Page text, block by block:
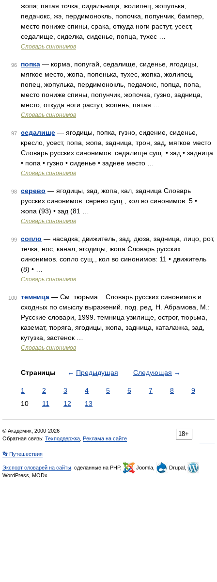
жопа; пятая точка, сидальница, жолипец, жопулька,
педачокс, жэ, пердимонокль, попочка, попунчик, бампер,
место пониже спины, срака, откуда ноги растут, усест,
седалище, сиделка, сиденье, попца, тухес …
Словарь синонимов
96 попка — корма, попугай, седалище, сиденье, ягодицы,
мягкое место, жопа, попенька, тухес, жопка, жолипец,
попец, жопулька, пердимонокль, педачокс, попца, попа,
место пониже спины, попунчик, жопочка, гузно, задница,
место, откуда ноги растут, жопень, пятая …
Словарь синонимов
97 седалище — ягодицы, попка, гузно, сидение, сиденье,
кресло, усест, попа, жопа, задница, трон, зад, мягкое место
Словарь русских синонимов. седалище сущ. • зад • задница
• попа • гузно • сиденье • заднее место …
Словарь синонимов
98 серево — ягодицы, зад, жопа, кал, задница Словарь
русских синонимов. серево сущ., кол во синонимов: 5 •
жопа (93) • зад (81 …
Словарь синонимов
99 сопло — насадка; движитель, зад, дюза, задница, лицо, рот,
течка, нос, канал, ягодицы, жопа Словарь русских
синонимов. сопло сущ., кол во синонимов: 11 • движитель
(8) • …
Словарь синонимов
100 темница — См. тюрьма... Словарь русских синонимов и
сходных по смыслу выражений. под. ред. Н. Абрамова, М.:
Русские словари, 1999. темница узилище, острог, тюрьма,
каземат, тюряга, ягодицы, жопа, задница, каталажка, зад,
кутузка, застенок …
Словарь синонимов
Страницы ← Предыдущая Следующая →
1 2 3 4 5 6 7 8
9
10
11 12 13
18+
© Академик, 2000-2026
Обратная связь: Техподдержка Реклама на сайте
👣 Путешествия
Экспорт словарей на сайты , сделанные на PHP, Joomla,
Drupal,
WordPress, MODx.